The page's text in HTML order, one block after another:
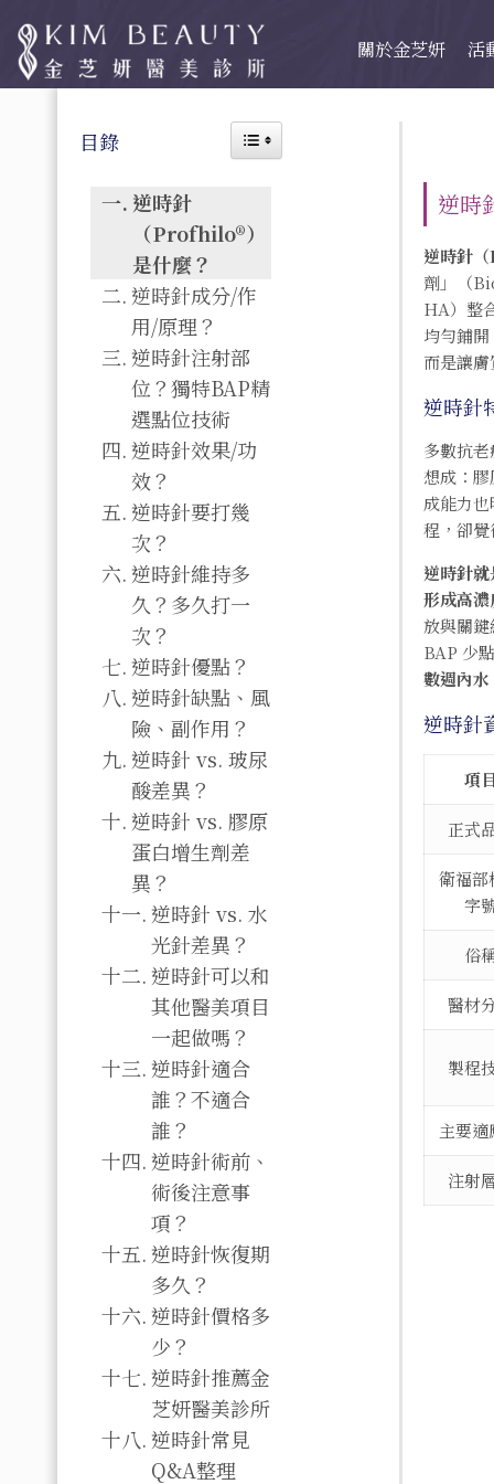
關於金芝妍 活
逆時
逆時針
劑」（
HA）整
均勻鋪
而是讓
逆時針
多數抗
想成：
成能力
程，卻
逆時針
形成高
放與關
BAP 少
數週內
逆時針
項
正式
衛福部
字
俗
醫材
製程
主要適
注射
目錄 Toggle Table of Content
逆時針
（Profhilo®）
是什麼？
逆時針成分/作
用/原理？
逆時針注射部
位？獨特BAP精
選點位技術
逆時針效果/功
效？
逆時針要打幾
次？
逆時針維持多
久？多久打一
次？
逆時針優點？
逆時針缺點、風
險、副作用？
逆時針 vs. 玻尿
酸差異？
逆時針 vs. 膠原
蛋白增生劑差
異？
逆時針 vs. 水
光針差異？
逆時針可以和
其他醫美項目
一起做嗎？
逆時針適合
誰？不適合
誰？
逆時針術前、
術後注意事
項？
逆時針恢復期
多久？
逆時針價格多
少？
逆時針推薦金
芝妍醫美診所
逆時針常見
Q&A整理